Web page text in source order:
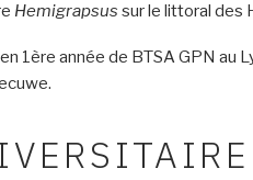
Hemigrapsus sur le littoral des
1ère année de BTSA GPN au